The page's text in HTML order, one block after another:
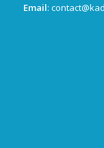
Email: